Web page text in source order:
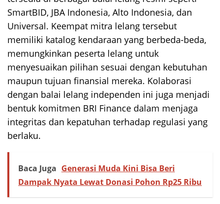
SmartBID, JBA Indonesia, Alto Indonesia, dan
Universal. Keempat mitra lelang tersebut
memiliki katalog kendaraan yang berbeda-beda,
memungkinkan peserta lelang untuk
menyesuaikan pilihan sesuai dengan kebutuhan
maupun tujuan finansial mereka. Kolaborasi
dengan balai lelang independen ini juga menjadi
bentuk komitmen BRI Finance dalam menjaga
integritas dan kepatuhan terhadap regulasi yang
berlaku.
Baca Juga Generasi Muda Kini Bisa Beri
Dampak Nyata Lewat Donasi Pohon Rp25 Ribu